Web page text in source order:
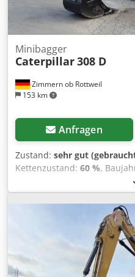
Zimmern ob Rottweil
153 km
Minibagger
Caterpillar308 D
Anfragen
Zustand: sehr gut
Kettenzustand: 60 %,
CATERPILLAR 308D
Std. Geschlossene Kabine
Monoausleger Stiellänge:
Scheren- Verrohrung
750mm breit Laufwerk ca.
Isrf Bodenplatten 450 mm
Mitsubishi Motor mit 43 kW